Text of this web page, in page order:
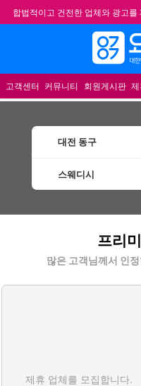
★요기요기 설 연휴 휴무 안내★
★ 요기요기 업체회원 안내사항 ★
불건전한 게시글은 삭제 및 회원
고객센터 커뮤니티 회원게시판
대전 동구
스웨디시
프리
많은 고객님께서 인
제휴 업체를 모집합니다.